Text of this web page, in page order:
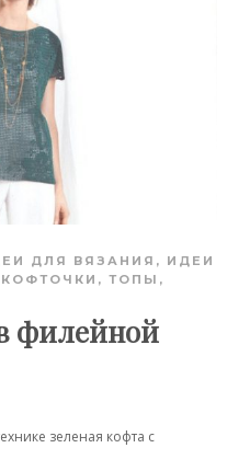
ДЛЯ ВЯЗАНИЯ , ИДЕИ
ТОПЫ ,
филейной
зеленая кофта с